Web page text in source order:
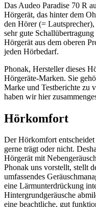
Das Audeo Paradise 70 R
Hörgerät, das hinter dem
den Hörer (=
sehr gute
Hörgerät aus dem oberen
jeden Hörbedarf.
Phonak, Hersteller dieses
Hörgeräte-Marken. Sie
Marke und Testberichte zu
haben wir hier
Hörkomfort
Der Hörkomfort
gerne trägt oder nicht.
Hörgerät mit
Phonak uns vorstellt, stellt
umfassendes
eine Lärmunterdrückung
Hintergrundgeräusche
eine beachtliche, gut